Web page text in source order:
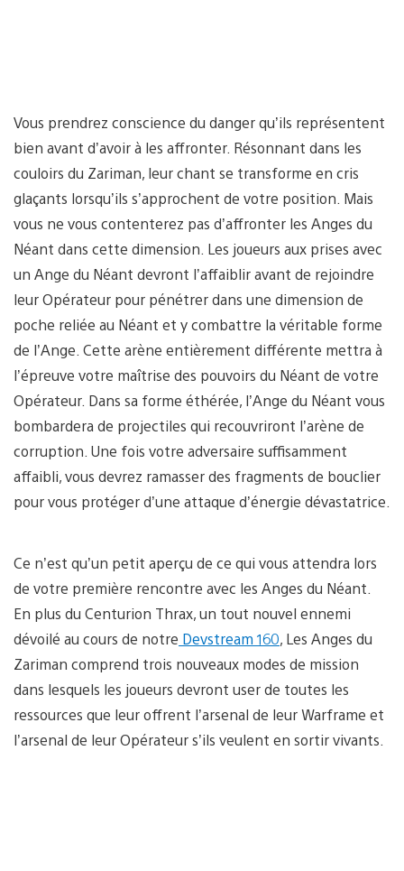
Vous prendrez conscience du danger qu’ils représentent
bien avant d’avoir à les affronter. Résonnant dans les
couloirs du Zariman, leur chant se transforme en cris
glaçants lorsqu’ils s’approchent de votre position. Mais
vous ne vous contenterez pas d’affronter les Anges du
Néant dans cette dimension. Les joueurs aux prises avec
un Ange du Néant devront l’affaiblir avant de rejoindre
leur Opérateur pour pénétrer dans une dimension de
poche reliée au Néant et y combattre la véritable forme
de l’Ange. Cette arène entièrement différente mettra à
l’épreuve votre maîtrise des pouvoirs du Néant de votre
Opérateur. Dans sa forme éthérée, l’Ange du Néant vous
bombardera de projectiles qui recouvriront l’arène de
corruption. Une fois votre adversaire suffisamment
affaibli, vous devrez ramasser des fragments de bouclier
pour vous protéger d’une attaque d’énergie dévastatrice.
Ce n’est qu’un petit aperçu de ce qui vous attendra lors
de votre première rencontre avec les Anges du Néant.
En plus du Centurion Thrax, un tout nouvel ennemi
dévoilé au cours de notre Devstream 160, Les Anges du
Zariman comprend trois nouveaux modes de mission
dans lesquels les joueurs devront user de toutes les
ressources que leur offrent l’arsenal de leur Warframe et
l’arsenal de leur Opérateur s’ils veulent en sortir vivants.